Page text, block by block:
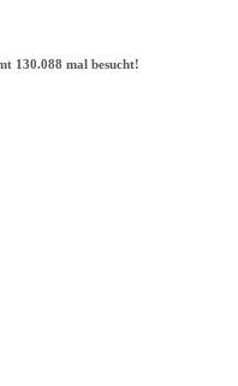
130.088 mal besucht!